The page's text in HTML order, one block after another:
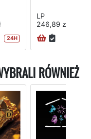
24H
LP
246,89 zł
RÓWNIEŻ